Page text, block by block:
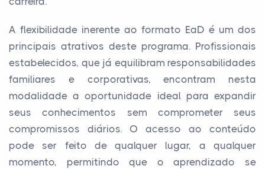
A flexibilidade inerente ao formato EaD é um dos
principais atrativos deste programa. Profissionais
estabelecidos, que já equilibram responsabilidades
familiares e corporativas, encontram nesta
modalidade a oportunidade ideal para expandir
seus conhecimentos sem comprometer seus
compromissos diários. O acesso ao conteúdo
pode ser feito de qualquer lugar, a qualquer
momento, permitindo que o aprendizado se